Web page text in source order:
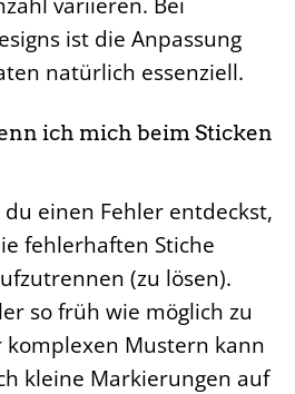
ist die Anpassung
natürlich essenziell.
ich mich beim Sticken
einen Fehler entdeckst,
fehlerhaften Stiche
(zu lösen).
so früh wie möglich zu
komplexen Mustern kann
kleine Markierungen auf